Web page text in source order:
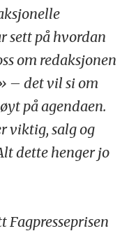
sett på hvordan
om redaksjonen
– det vil si om
på agendaen.
viktig, salg og
dette henger jo
Fagpresseprisen